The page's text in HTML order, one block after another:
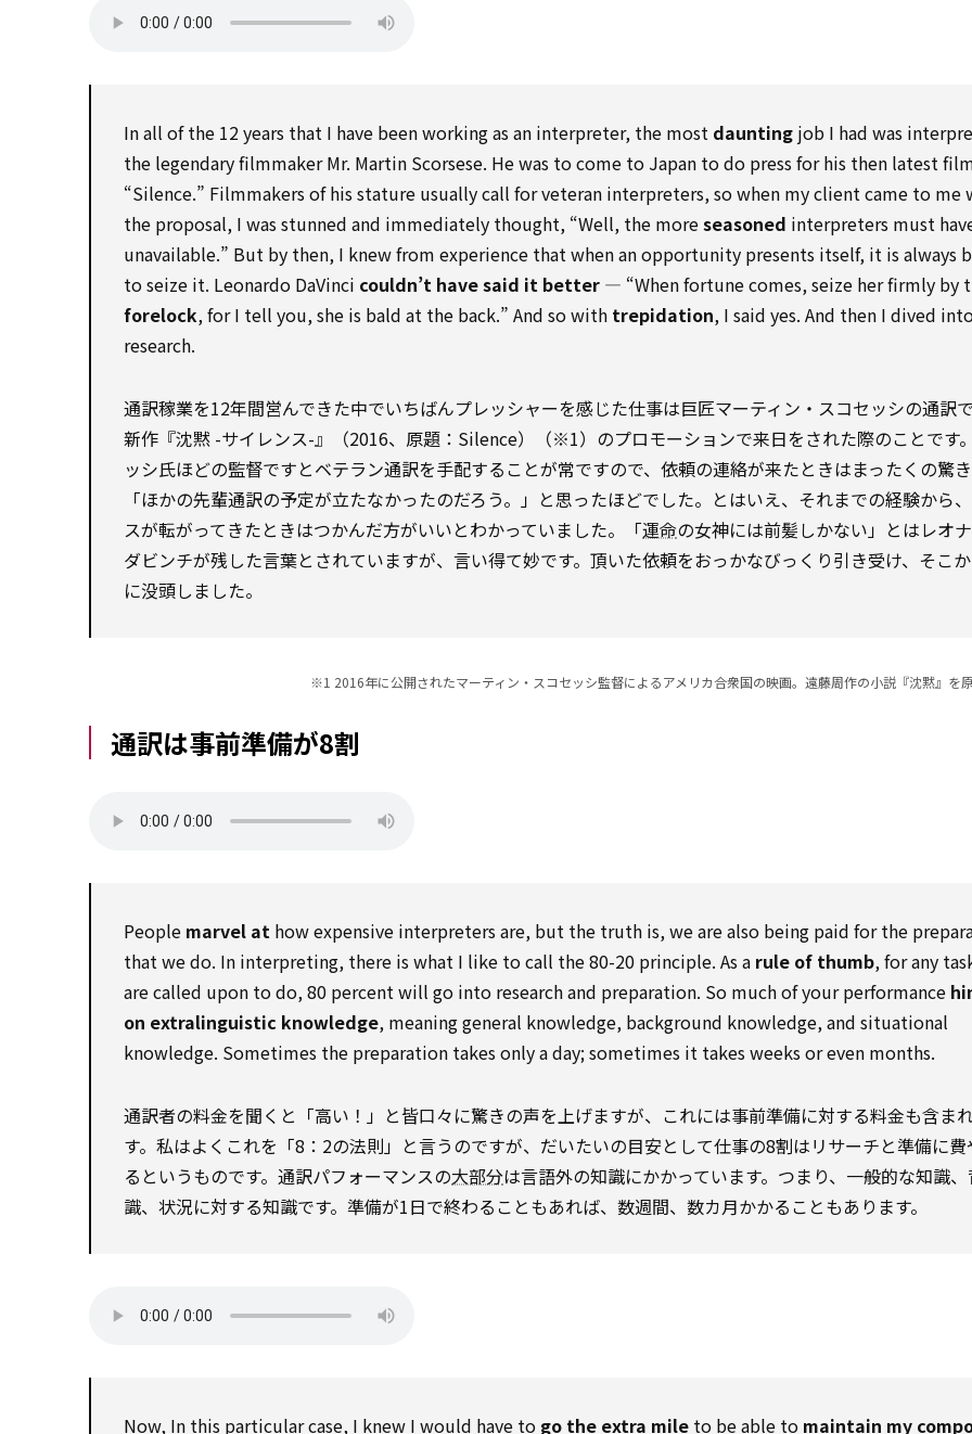
In all of the 12 years that I have been working as an interpreter, the most daunting job I had was
the legendary filmmaker Mr. Martin Scorsese. He was to come to Japan to do press for his then latest
“Silence.” Filmmakers of his stature usually call for veteran interpreters, so when my client came to me
the proposal, I was stunned and immediately thought, “Well, the moreseasoned interpreters must
unavailable.” But by then, I knew from experience that when an opportunity presents itself, it is always
to seize it. Leonardo DaVinci couldn’t have said it better — “When fortune comes, seize her firmly by
forelock, for I tell you, she is bald at the back.” And so with trepidation, I said yes. And then I dived
research.
通訳稼業を12年間営んできた中でいちばんプレッシャーを感じた仕事は巨匠マーティン・スコセッシの通訳で
新作『沈黙 -サイレンス-』（2016、原題：Silence）（※1）のプロモーションで来日をされた際のことです
ッシ氏ほどの監督ですとベテラン通訳を手配することが常ですので、依頼の連絡が来たときはまったくの驚き
「ほかの先輩通訳の予定が立たなかったのだろう。」と思ったほどでした。とはいえ、それまでの経験から
スが転がってきたときはつかんだ方がいいとわかっていました。「運命の女神には前髪しかない」とはレオ
ダビンチが残した言葉とされていますが、言い得て妙です。頂いた依頼をおっかなびっくり引き受け、そこ
に没頭しました。
※1 2016年に公開されたマーティン・スコセッシ監督によるアメリカ合衆国の映画。遠藤周作の小説『沈黙』を原
通訳は事前準備が8割
People marvel at how expensive interpreters are, but the truth is, we are also being paid for the
that we do. In interpreting, there is what I like to call the 80-20 principle. As a rule of thumb, for any
are called upon to do, 80 percent will go into research and preparation. So much of your performance
on extralinguistic knowledge, meaning general knowledge, background knowledge, and situational
knowledge. Sometimes the preparation takes only a day; sometimes it takes weeks or even months.
通訳者の料金を聞くと「高い！」と皆口々に驚きの声を上げますが、これには事前準備に対する料金も含ま
す。私はよくこれを「8：2の法則」と言うのですが、だいたいの目安として仕事の8割はリサーチと準備に
るというものです。通訳パフォーマンスの大部分は言語外の知識にかかっています。つまり、一般的な知識
識、状況に対する知識です。準備が1日で終わることもあれば、数週間、数カ月かかることもあります。
Now, In this particular case, I knew I would have to go the extra mile to be able to maintain my